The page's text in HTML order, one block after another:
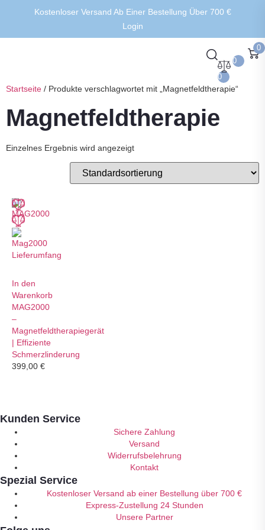
Kostenloser Versand Ab Einer Bestellung Über 700 €
Login
0
0
0
Startseite / Produkte verschlagwortet mit „Magnetfeldtherapie“
Magnetfeldtherapie
Einzelnes Ergebnis wird angezeigt
In den
Warenkorb
MAG2000
–
Magnetfeldtherapiegerät
| Effiziente
Schmerzlinderung
399,00 €
Kunden Service
Sichere Zahlung
Versand
Widerrufsbelehrung
Kontakt
Spezial Service
Kostenloser Versand ab einer Bestellung über 700 €
Express-Zustellung 24 Stunden
Unsere Partner